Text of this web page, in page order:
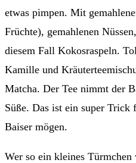
etwas pimpen. Mit
Früchte), gemahlenen
diesem Fall Kokosraspeln.
Kamille und
Matcha. Der Tee nimmt der
Süße. Das ist ein super
Baiser mögen.
Wer so ein kleines